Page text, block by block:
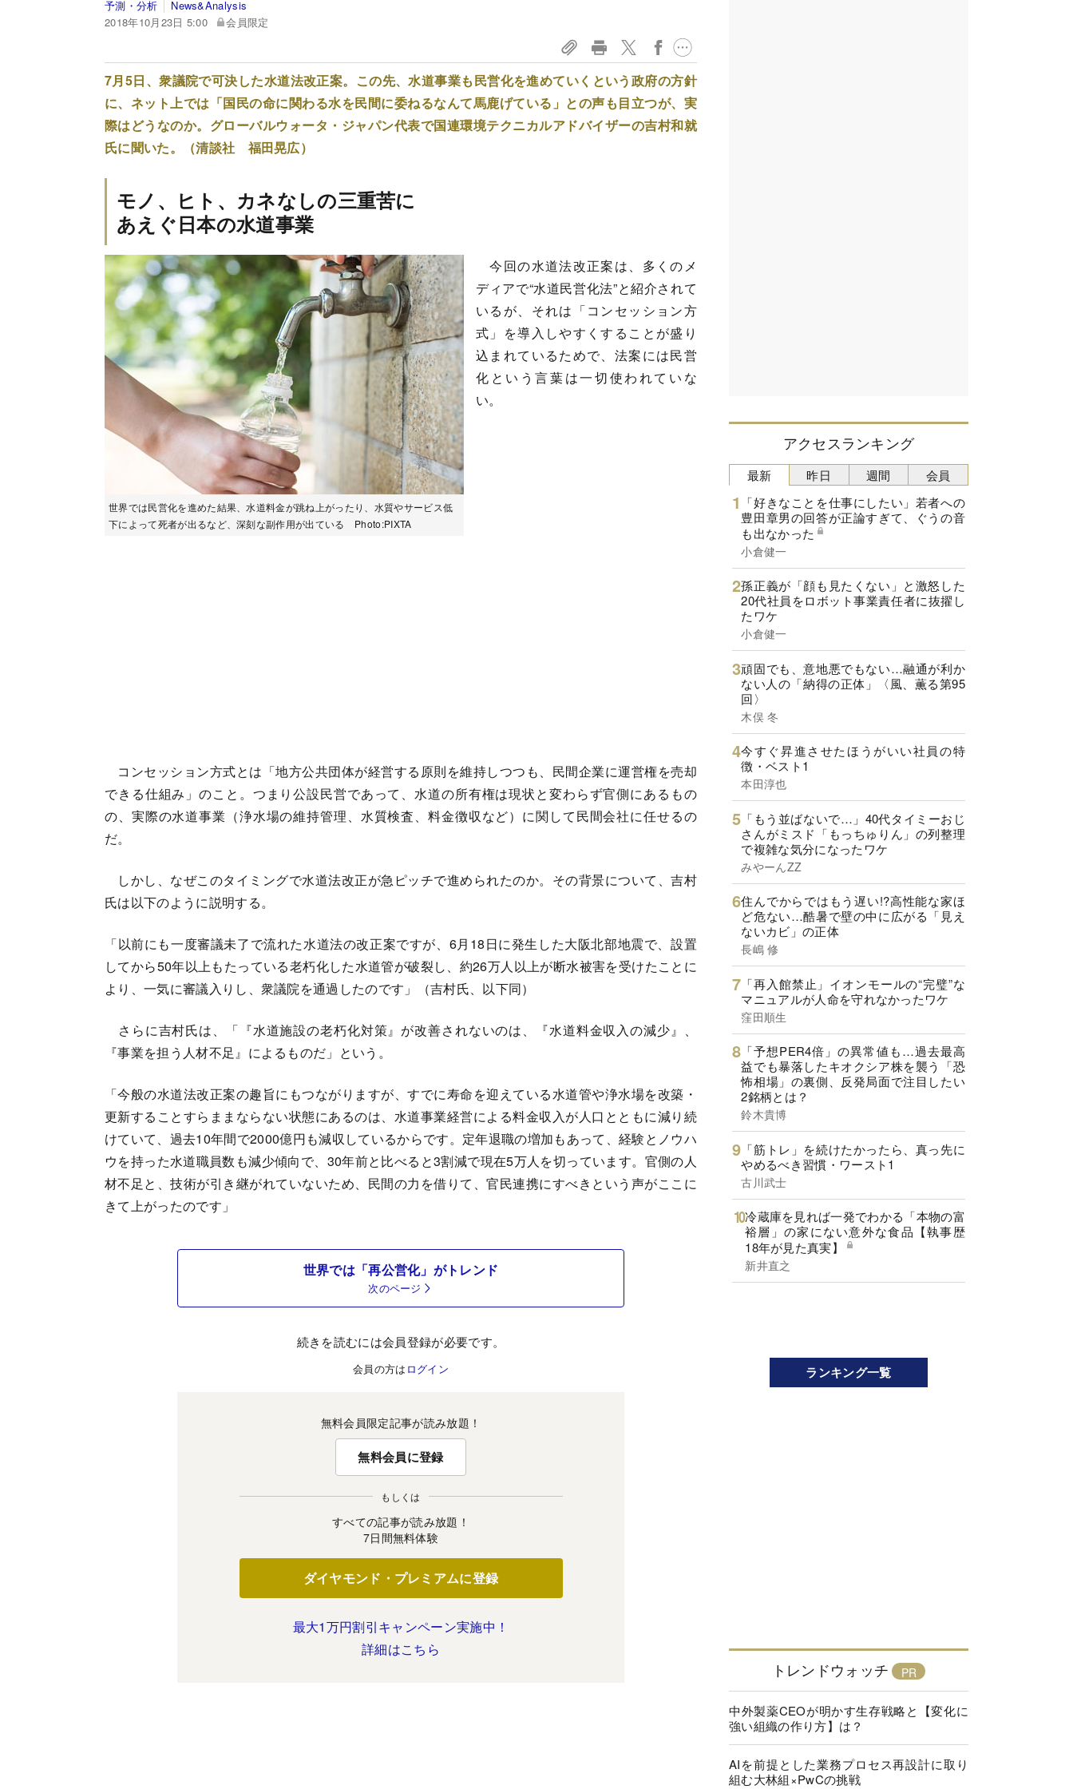
予測・分析
News&Analysis
2018年10月23日 5:00
会員限定
7月5日、衆議院で可決した水道法改正案。この先、水道事業も民営化を進めていくという政府の方針
に、ネット上では「国民の命に関わる水を民間に委ねるなんて馬鹿げている」との声も目立つが、実
際はどうなのか。グローバルウォータ・ジャパン代表で国連環境テクニカルアドバイザーの吉村和就
氏に聞いた。（清談社 福田晃広）
モノ、ヒト、カネなしの三重苦に
あえぐ日本の水道事業
世界では民営化を進めた結果、水道料金が跳ね上がったり、水質やサービス低
下によって死者が出るなど、深刻な副作用が出ている Photo:PIXTA
今回の水道法改正案は、多くのメ
ディアで“水道民営化法”と紹介されて
いるが、それは「コンセッション方
式」を導入しやすくすることが盛り
込まれているためで、法案には民営
化という言葉は一切使われていな
い。
コンセッション方式とは「地方公共団体が経営する原則を維持しつつも、民間企業に運営権を売却
できる仕組み」のこと。つまり公設民営であって、水道の所有権は現状と変わらず官側にあるもの
の、実際の水道事業（浄水場の維持管理、水質検査、料金徴収など）に関して民間会社に任せるの
だ。
しかし、なぜこのタイミングで水道法改正が急ピッチで進められたのか。その背景について、吉村
氏は以下のように説明する。
「以前にも一度審議未了で流れた水道法の改正案ですが、6月18日に発生した大阪北部地震で、設置
してから50年以上もたっている老朽化した水道管が破裂し、約26万人以上が断水被害を受けたことに
より、一気に審議入りし、衆議院を通過したのです」（吉村氏、以下同）
さらに吉村氏は、「『水道施設の老朽化対策』が改善されないのは、『水道料金収入の減少』、
『事業を担う人材不足』によるものだ」という。
「今般の水道法改正案の趣旨にもつながりますが、すでに寿命を迎えている水道管や浄水場を改築・
更新することすらままならない状態にあるのは、水道事業経営による料金収入が人口とともに減り続
けていて、過去10年間で2000億円も減収しているからです。定年退職の増加もあって、経験とノウハ
ウを持った水道職員数も減少傾向で、30年前と比べると3割減で現在5万人を切っています。官側の人
材不足と、技術が引き継がれていないため、民間の力を借りて、官民連携にすべきという声がここに
きて上がったのです」
世界では「再公営化」がトレンド
次のページ
続きを読むには会員登録が必要です。
会員の方は ログイン
無料会員限定記事が読み放題！
無料会員に登録
もしくは
すべての記事が読み放題！
7日間無料体験
ダイヤモンド・プレミアムに登録
最大1万円割引キャンペーン実施中！
詳細はこちら
アクセスランキング
最新
「好きなことを仕事にしたい」若者への
豊田章男の回答が正論すぎて、ぐうの音
も出なかった
小倉健一
孫正義が「顔も見たくない」と激怒した
20代社員をロボット事業責任者に抜擢し
たワケ
小倉健一
頑固でも、意地悪でもない…融通が利か
ない人の「納得の正体」〈風、薫る第95
回〉
木俣 冬
今すぐ昇進させたほうがいい社員の特
徴・ベスト1
本田淳也
「もう並ばないで…」40代タイミーおじ
さんがミスド「もっちゅりん」の列整理
で複雑な気分になったワケ
みやーんZZ
住んでからではもう遅い!?高性能な家ほ
ど危ない…酷暑で壁の中に広がる「見え
ないカビ」の正体
長嶋 修
「再入館禁止」イオンモールの“完璧”な
マニュアルが人命を守れなかったワケ
窪田順生
「予想PER4倍」の異常値も…過去最高
益でも暴落したキオクシア株を襲う「恐
怖相場」の裏側、反発局面で注目したい
2銘柄とは？
鈴木貴博
「筋トレ」を続けたかったら、真っ先に
やめるべき習慣・ワースト1
古川武士
冷蔵庫を見れば一発でわかる「本物の富
裕層」の家にない意外な食品【執事歴
18年が見た真実】
新井直之
昨日 週間 会員
ランキング一覧
トレンドウォッチ
中外製薬CEOが明かす生存戦略と【変化に
強い組織の作り方】は？
AIを前提とした業務プロセス再設計に取り
組む大林組×PwCの挑戦